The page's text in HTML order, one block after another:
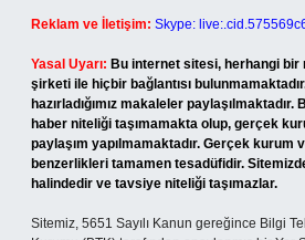
Reklam ve İletişim: Skype:
Yasal Uyarı: Bu internet sitesi, herhangi bir
şirketi ile hiçbir bağlantısı
hazırladığımız makaleler
haber niteliği taşımamakta olup, gerçek
paylaşım yapılmamaktadır. Gerçek kurum
benzerlikleri tamamen tesadüfidir.
halindedir ve tavsiye niteliği taşımazlar.
Sitemiz, 5651 Sayılı Kanun gereğince Bilgi